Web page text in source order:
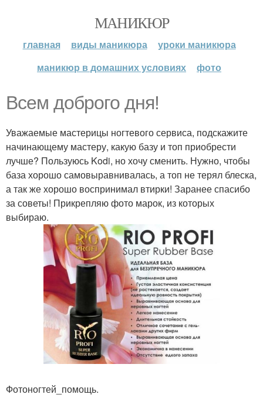
МАНИКЮР
главная виды маникюра
уроки маникюра
маникюр в домашних условиях
фото
Всем доброго дня!
Уважаемые мастерицы ногтевого сервиса, подскажите
начинающему мастеру, какую базу и топ приобрести
лучше? Пользуюсь Kodi, но хочу сменить. Нужно, чтобы
база хорошо самовыравнивалась, а топ не терял блеска,
а так же хорошо воспринимал втирки! Заранее спасибо
за советы! Прикрепляю фото марок, из которых
выбираю.
Фотоногтей_помощь.